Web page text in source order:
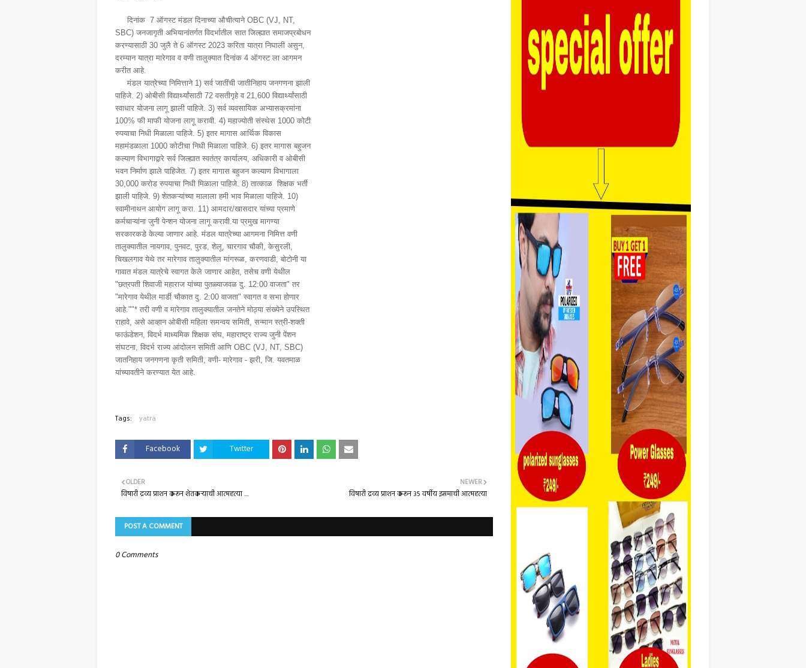
दिनांक 7 ऑगस्ट मंडल दिनाच्या औचीत्याने OBC (VJ, NT,
SBC) जनजागृती अभियानांतर्गत विदर्भातील सात जिल्ह्यात समाजप्रबोधन
करण्यासाठी 30 जुलै ते 6 ऑगस्ट 2023 करिता यात्रा निघाली असुन,
दरम्यान यात्रा मारेगाव व वणी तालुक्यात दिनांक 4 ऑगस्ट ला आगमन
करीत आहे.
मंडल यात्रेच्या निमित्ताने 1) सर्व जातींची जातीनिहाय जनगणना झाली
पाहिजे. 2) ओबीसी विद्यार्थ्यांसाठी 72 वसतीगृहे व 21,600 विद्यार्थ्यांसाठी
स्वाधार योजना लागू झाली पाहिजे. 3) सर्व व्यवसायिक अभ्यासक्रमांना
100% फी माफी योजना लागू करावी. 4) महाज्योती संस्थेस 1000 कोटी
रुपयाचा निधी मिळाला पाहिजे. 5) इतर मागास आर्थिक विकास
महामंडळाला 1000 कोटीचा निधी मिळाला पाहिजे. 6) इतर मागास बहुजन
कल्याण विभागाद्वारे सर्व जिल्ह्यात स्वतंत्र कार्यालय, अधिकारी व ओबीसी
भवन निर्माण झाले पाहिजेत. 7) इतर मागास बहुजन कल्याण विभागाला
30,000 करोड रुपयाचा निधी मिळाला पाहिजे. 8) तात्काळ शिक्षक भर्ती
झाली पाहिजे. 9) शेतकऱ्यांच्या मालाला हमी भाव मिळाला पाहिजे. 10)
स्वामीनाथन आयोग लागू करा. 11) आमदार/खासदार यांच्या प्रमाणे
कर्मचाऱ्यांना जुनी पेन्शन योजना लागू करावी.या प्रमुख मागण्या
सरकारकडे केल्या जाणार आहे. मंडल यात्रेच्या आगमना निमित्त वणी
तालुक्यातील नायगाव, पुनवट, पुरड, शेलू, चारगाव चौकी, केसुरली,
चिखलगाव येथे तर मारेगाव तालुक्यातील मांगरूळ, करणवाडी, बोटोनी या
गावात मंडल यात्रेचे स्वागत केले जाणार आहेत, तसेच वणी येथील
"छत्रपती शिवाजी महाराज यांच्या पुतळ्याजवळ दु. 12:00 वाजता" तर
"मारेगाव येथील मार्डी चौकात दु. 2:00 वाजता" स्वागत व सभा होणार
आहे.""* तरी वणी व मारेगाव तालुक्यातील जनतेने मोठ्या संख्येने उपस्थित
राहावे, असे आव्हान ओबीसी महिला समन्वय समिती, सन्मान स्त्री-शक्ती
फाऊंडेशन, विदर्भ माध्यमिक शिक्षक संघ, महाराष्ट्र राज्य जुनी पेंशन
संघटना, विदर्भ राज्य आंदोलन समिती आणि OBC (VJ, NT, SBC)
जातनिहाय जनगणना कृती समिती, वणी- मारेगाव - झरी, जि. यवतमाळ
यांच्यावतीने करण्यात येत आहे.
Tags: yatra
Facebook Twitter
NEWER
विषारी द्रव्य प्राशन करून 35 वर्षीय इसमाची आत्महत्या
OLDER
विषारी द्रव्य प्राशन करून शेतकऱ्याची आत्महत्या ....
POST A COMMENT
0 Comments